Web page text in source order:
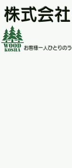
株式会
お客様一人ひとりの